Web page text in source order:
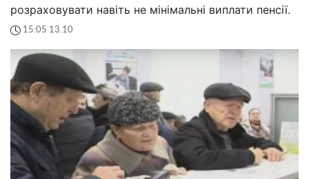
розраховувати навіть не мінімальні виплати пенсії.
15:05 13.10